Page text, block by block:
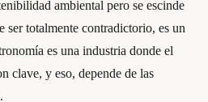
ambiental pero se escinde
ser totalmente contradictorio, es un
es una industria donde el
clave, y eso, depende de las